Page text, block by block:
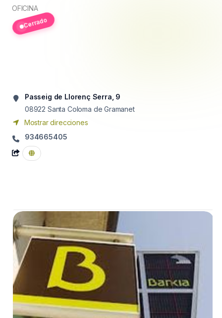
OFICINA
Cerrado
Passeig de Llorenç Serra, 9
08922 Santa Coloma de Gramanet
Mostrar direcciones
934665405